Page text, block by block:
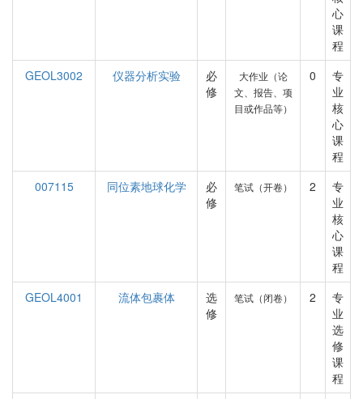
心
课
程
GEOL3002
仪器分析实验
必
修
大作业（论
文、报告、项
目或作品等）
0
专
业
核
心
课
程
007115
同位素地球化学
必
修
笔试（开卷） 2
专
业
核
心
课
程
GEOL4001
流体包裹体
选
修
笔试（闭卷） 2
专
业
选
修
课
程